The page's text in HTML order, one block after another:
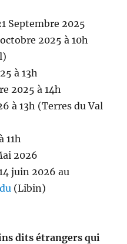
2022-
2023
Septembre 2025
2025 à 10h
à 13h
2025 à 14h
à 13h (Terres du Val
11h
2026
juin 2026 au
(Libin)
dits étrangers qui